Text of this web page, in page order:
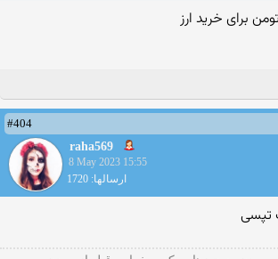
برای خرید ارز
#404
raha569
8 May 2023 15:55
ارسالها: 1720